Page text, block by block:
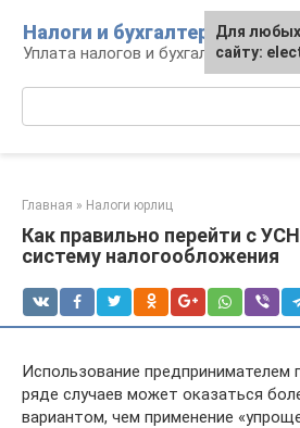
контенту
Налоги и бухгалтерия
Уплата налогов и бухгалтерская
Главная » Налоги юрлиц
Как правильно перейти с
систему налогообложения
Использование предпринимателем
ряде случаев может оказаться
вариантом, чем применение
Для
сайту: